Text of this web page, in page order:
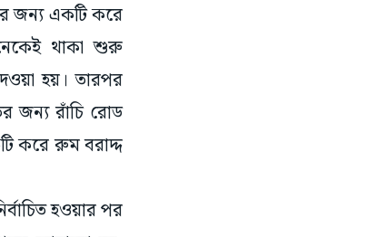
জন্য একটি করে
থাকা শুরু
হয়। তারপর
জন্য রাঁচি রোড
করে রুম বরাদ্দ
হওয়ার পর